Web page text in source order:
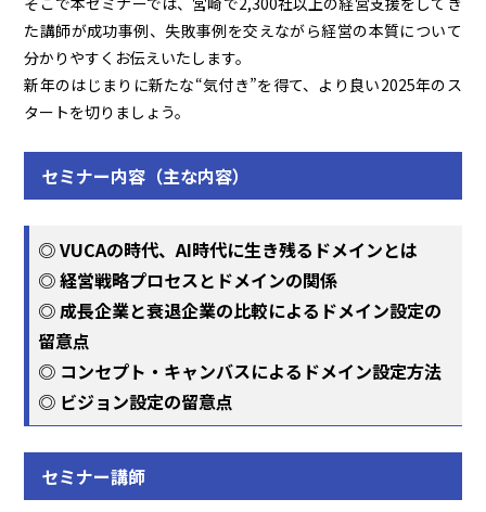
た講師が成功事例、失敗事例を交えながら経営の本質について
分かりやすくお伝えいたします。
新年のはじまりに新たな“気付き”を得て、より良い2025年のス
タートを切りましょう。
セミナー内容（主な内容）
◎ VUCAの時代、AI時代に生き残るドメインとは
◎ 経営戦略プロセスとドメインの関係
◎ 成長企業と衰退企業の比較によるドメイン設定の
留意点
◎ コンセプト・キャンバスによるドメイン設定方法
◎ ビジョン設定の留意点
セミナー講師